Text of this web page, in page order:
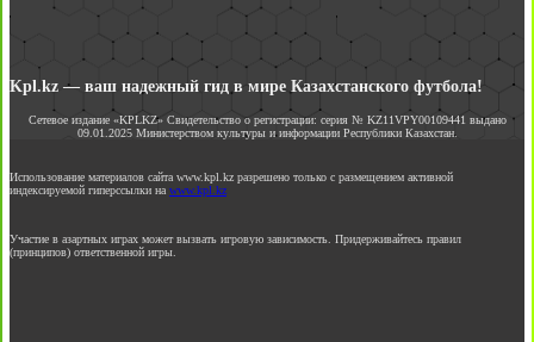
Kpl.kz — ваш надежный гид в мире Казахстанского футбола!
Сетевое издание «KPLKZ» Свидетельство о регистрации: серия № KZ11VPY00109441 выдано
09.01.2025 Министерством культуры и информации Республики Казахстан.
Использование материалов сайта www.kpl.kz разрешено только с размещением активной
индексируемой гиперссылки на www.kpl.kz
Участие в азартных играх может вызвать игровую зависимость. Придерживайтесь правил
(принципов) ответственной игры.